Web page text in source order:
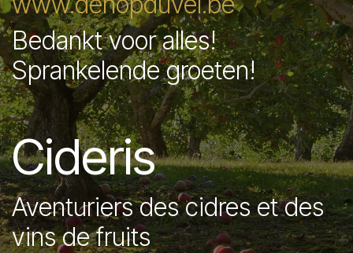
Bedankt voor alles!
Sprankelende groeten!
Cideris
Aventuriers des cidres et des
vins de fruits